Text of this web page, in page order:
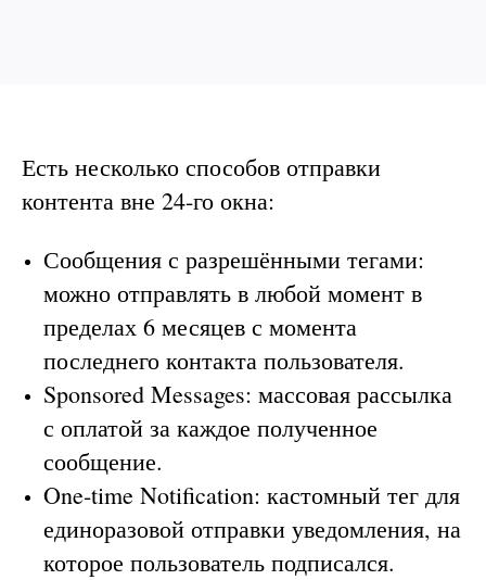
Есть несколько способов отправки
контента вне 24-го окна:
Сообщения с разрешёнными тегами:
можно отправлять в любой момент в
пределах 6 месяцев с момента
последнего контакта пользователя.
Sponsored Messages: массовая рассылка
с оплатой за каждое полученное
сообщение.
One-time Notification: кастомный тег для
единоразовой отправки уведомления, на
которое пользователь подписался.